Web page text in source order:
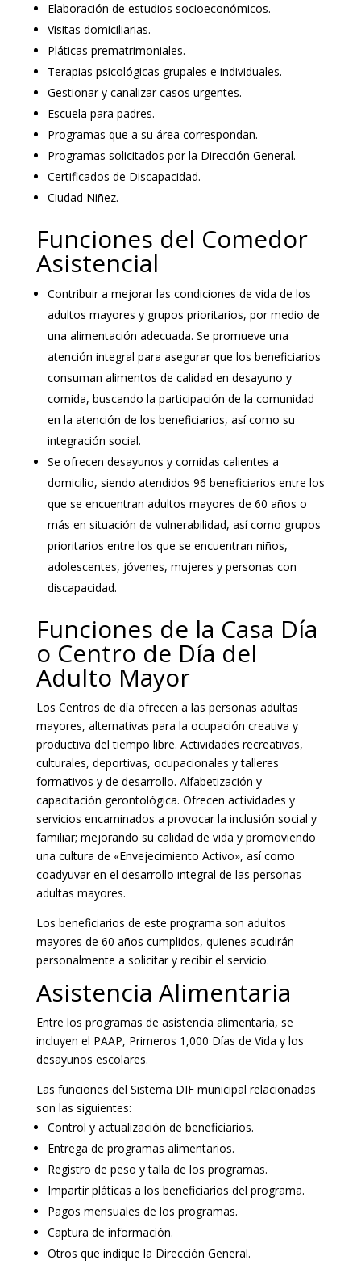
Elaboración de estudios socioeconómicos.
Visitas domiciliarias.
Pláticas prematrimoniales.
Terapias psicológicas grupales e individuales.
Gestionar y canalizar casos urgentes.
Escuela para padres.
Programas que a su área correspondan.
Programas solicitados por la Dirección General.
Certificados de Discapacidad.
Ciudad Niñez.
Funciones del Comedor
Asistencial
Contribuir a mejorar las condiciones de vida de los
adultos mayores y grupos prioritarios, por medio de
una alimentación adecuada. Se promueve una
atención integral para asegurar que los beneficiarios
consuman alimentos de calidad en desayuno y
comida, buscando la participación de la comunidad
en la atención de los beneficiarios, así como su
integración social.
Se ofrecen desayunos y comidas calientes a
domicilio, siendo atendidos 96 beneficiarios entre los
que se encuentran adultos mayores de 60 años o
más en situación de vulnerabilidad, así como grupos
prioritarios entre los que se encuentran niños,
adolescentes, jóvenes, mujeres y personas con
discapacidad.
Funciones de la Casa Día
o Centro de Día del
Adulto Mayor
Los Centros de día ofrecen a las personas adultas
mayores, alternativas para la ocupación creativa y
productiva del tiempo libre. Actividades recreativas,
culturales, deportivas, ocupacionales y talleres
formativos y de desarrollo. Alfabetización y
capacitación gerontológica. Ofrecen actividades y
servicios encaminados a provocar la inclusión social y
familiar; mejorando su calidad de vida y promoviendo
una cultura de «Envejecimiento Activo», así como
coadyuvar en el desarrollo integral de las personas
adultas mayores.
Los beneficiarios de este programa son adultos
mayores de 60 años cumplidos, quienes acudirán
personalmente a solicitar y recibir el servicio.
Asistencia Alimentaria
Entre los programas de asistencia alimentaria, se
incluyen el PAAP, Primeros 1,000 Días de Vida y los
desayunos escolares.
Las funciones del Sistema DIF municipal relacionadas
son las siguientes:
Control y actualización de beneficiarios.
Entrega de programas alimentarios.
Registro de peso y talla de los programas.
Impartir pláticas a los beneficiarios del programa.
Pagos mensuales de los programas.
Captura de información.
Otros que indique la Dirección General.